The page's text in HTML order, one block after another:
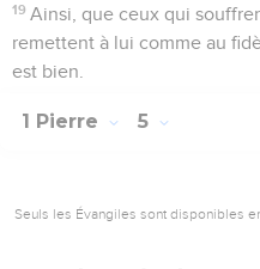
19 Ainsi, que ceux qui
remettent à lui comme au
est bien.
1 Pierre 5
Seuls les Évangiles sont disponibles